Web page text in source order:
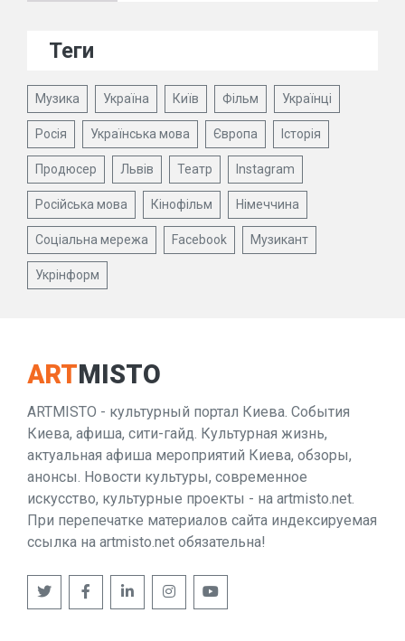
Теги
Музика Україна Київ Фільм Українці
Росія Українська мова Європа Історія
Продюсер Львів Театр Instagram
Російська мова Кінофільм Німеччина
Соціальна мережа Facebook Музикант
Укрінформ
ARTMISTO
ARTMISTO - культурный портал Киева. События
Киева, афиша, сити-гайд. Культурная жизнь,
актуальная афиша мероприятий Киева, обзоры,
анонсы. Новости культуры, современное
искусство, культурные проекты - на artmisto.net.
При перепечатке материалов сайта индексируемая
ссылка на artmisto.net обязательна!